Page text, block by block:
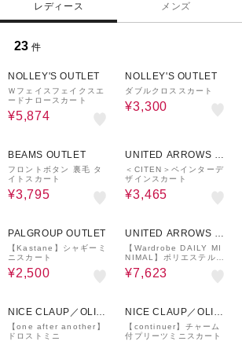
レディース メンズ
23 件
NOLLEY'S OUTLET
Ｗフェイスフェイクスエ
ードナロースカート
¥5,874
NOLLEY'S OUTLET
ダブルクロススカート
¥3,300
BEAMS OUTLET
フロントボタン 裏毛 タ
イトスカート
¥3,795
UNITED ARROWS O
UTLET
＜CITEN＞ペインターデ
ザインスカート
¥3,465
PALGROUP OUTLET
【Kastane】シャギーミ
ニスカート
¥2,500
UNITED ARROWS O
UTLET
【Wardrobe DAILY MI
NIMAL】ポリエステルコ
ットン リブニットタイト
スカート ウォッシャブル
¥7,623
NICE CLAUP／OLIV
E des OLIVE
【one after another】
ドロストミニ
NICE CLAUP／OLIV
E des OLIVE
【continuer】チャーム
付プリーツミニスカート